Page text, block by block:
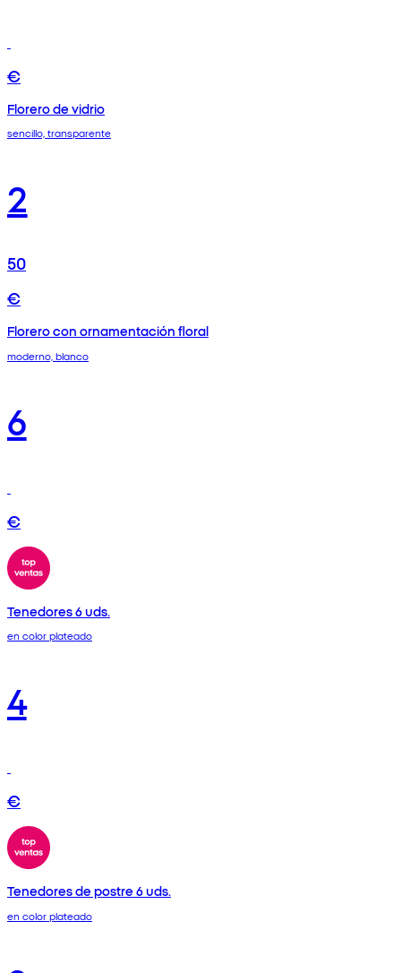
€
Florero de vidrio
sencillo, transparente
2
50
€
Florero con ornamentación floral
moderno, blanco
6
€
Tenedores 6 uds.
en color plateado
4
€
Tenedores de postre 6 uds.
en color plateado